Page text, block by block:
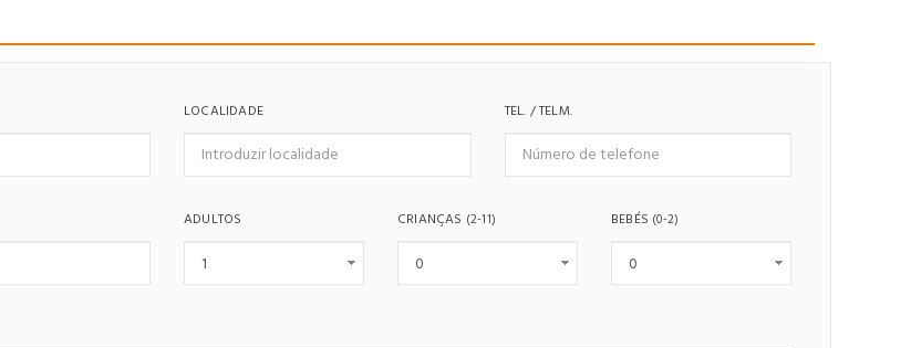
LOCALIDADE TEL. / TELM.
ADULTOS CRIANÇAS (2-11) BEBÉS (0-2)